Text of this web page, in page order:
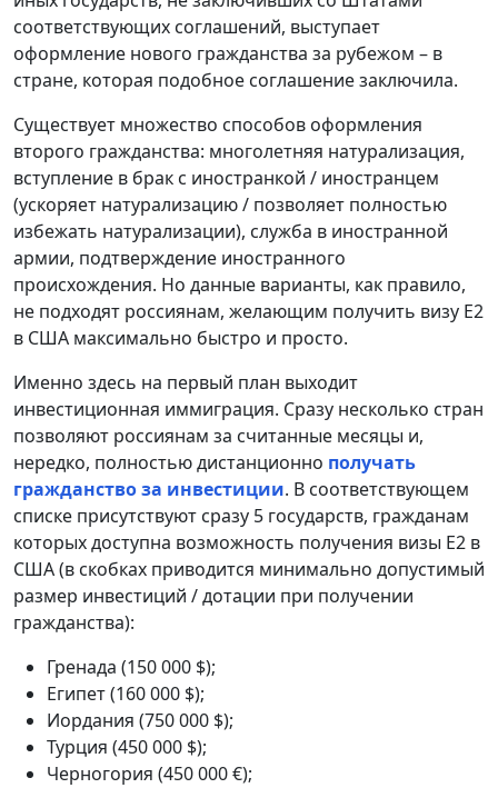
соответствующих соглашений, выступает
оформление нового гражданства за рубежом – в
стране, которая подобное соглашение заключила.
Существует множество способов оформления
второго гражданства: многолетняя натурализация,
вступление в брак с иностранкой / иностранцем
(ускоряет натурализацию / позволяет полностью
избежать натурализации), служба в иностранной
армии, подтверждение иностранного
происхождения. Но данные варианты, как правило,
не подходят россиянам, желающим получить визу E2
в США максимально быстро и просто.
Именно здесь на первый план выходит
инвестиционная иммиграция. Сразу несколько стран
позволяют россиянам за считанные месяцы и,
нередко, полностью дистанционно получать
гражданство за инвестиции. В соответствующем
списке присутствуют сразу 5 государств, гражданам
которых доступна возможность получения визы E2 в
США (в скобках приводится минимально допустимый
размер инвестиций / дотации при получении
гражданства):
Гренада (150 000 $);
Египет (160 000 $);
Иордания (750 000 $);
Турция (450 000 $);
Черногория (450 000 €);